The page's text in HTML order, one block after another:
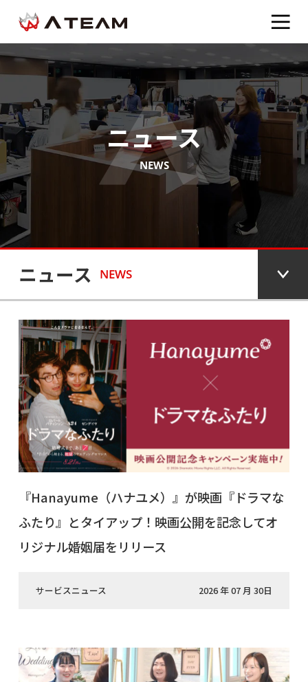
ニュース
NEWS
ニュース NEWS
『Hanayume（ハナユメ）』が映画『ドラマな
ふたり』とタイアップ！映画公開を記念してオ
リジナル婚姻届をリリース
サービスニュース 2026 年 07 月 30日